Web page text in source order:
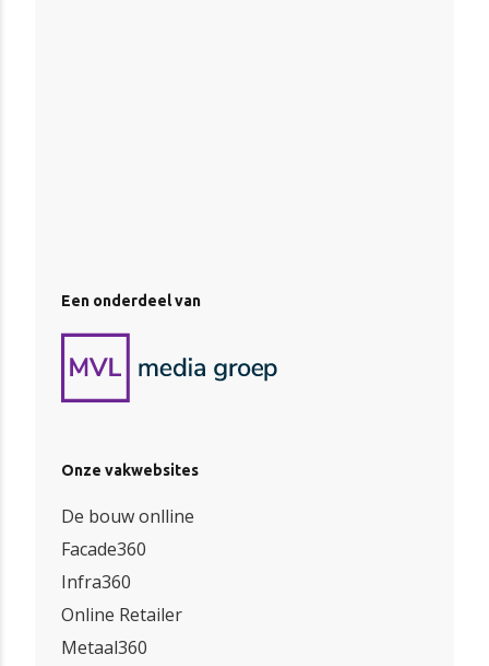
Een onderdeel van
Onze vakwebsites
De bouw onlline
Facade360
Infra360
Online Retailer
Metaal360